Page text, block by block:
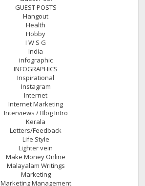
GUEST POSTS
Hangout
Health
Hobby
I W S G
India
infographic
INFOGRAPHICS
Inspirational
Instagram
Internet
Internet Marketing
Interviews / Blog Intro
Kerala
Letters/Feedback
Life Style
Lighter vein
Make Money Online
Malayalam Writings
Marketing
Marketing Management